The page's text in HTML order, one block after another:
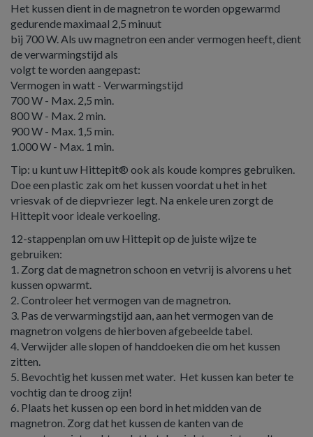
Het kussen dient in de magnetron te worden opgewarmd
gedurende maximaal 2,5 minuut
bij 700 W. Als uw magnetron een ander vermogen heeft, dient
de verwarmingstijd als
volgt te worden aangepast:
Vermogen in watt - Verwarmingstijd
700 W - Max. 2,5 min.
800 W - Max. 2 min.
900 W - Max. 1,5 min.
1.000 W - Max. 1 min.
Tip: u kunt uw Hittepit® ook als koude kompres gebruiken.
Doe een plastic zak om het kussen voordat u het in het
vriesvak of de diepvriezer legt. Na enkele uren zorgt de
Hittepit voor ideale verkoeling.
12-stappenplan om uw Hittepit op de juiste wijze te
gebruiken:
1. Zorg dat de magnetron schoon en vetvrij is alvorens u het
kussen opwarmt.
2. Controleer het vermogen van de magnetron.
3. Pas de verwarmingstijd aan, aan het vermogen van de
magnetron volgens de hierboven afgebeelde tabel.
4. Verwijder alle slopen of handdoeken die om het kussen
zitten.
5. Bevochtig het kussen met water. Het kussen kan beter te
vochtig dan te droog zijn!
6. Plaats het kussen op een bord in het midden van de
magnetron. Zorg dat het kussen de kanten van de